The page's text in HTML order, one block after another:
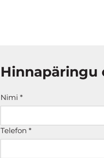
Hinnapäringu
Nimi *
Telefon *